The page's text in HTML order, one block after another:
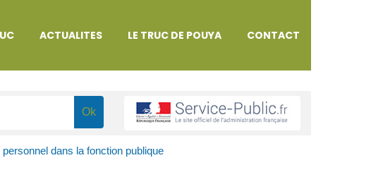
ACTUALITES LE TRUC DE POUYA CONTACT
dans la fonction publique